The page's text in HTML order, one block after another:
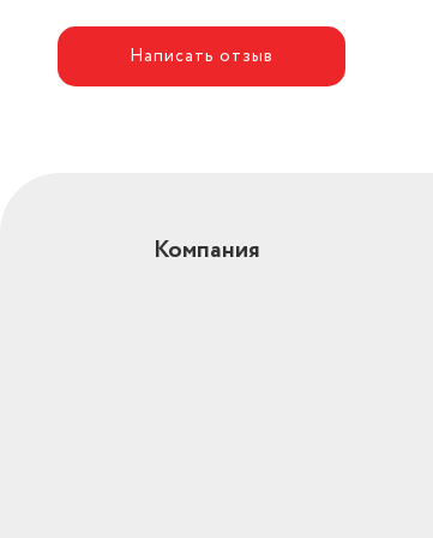
Страна-изготовитель
Китай
Длина шнура, м
1.2
Написать отзыв
Компания